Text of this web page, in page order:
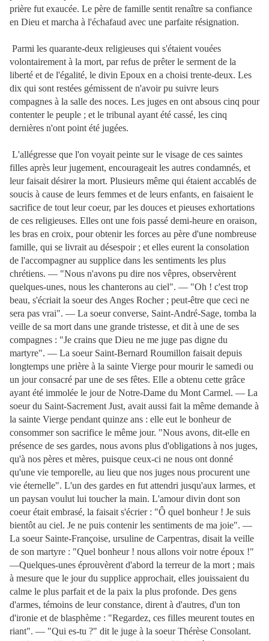
prière fut exaucée. Le père de famille sentit renaître sa confiance
en Dieu et marcha à l'échafaud avec une parfaite résignation.
Parmi les quarante-deux religieuses qui s'étaient vouées
volontairement à la mort, par refus de prêter le serment de la
liberté et de l'égalité, le divin Epoux en a choisi trente-deux. Les
dix qui sont restées gémissent de n'avoir pu suivre leurs
compagnes à la salle des noces. Les juges en ont absous cinq pour
contenter le peuple ; et le tribunal ayant été cassé, les cinq
dernières n'ont point été jugées.
L'allégresse que l'on voyait peinte sur le visage de ces saintes
filles après leur jugement, encourageait les autres condamnés, et
leur faisait désirer la mort. Plusieurs même qui étaient accablés de
soucis à cause de leurs femmes et de leurs enfants, en faisaient le
sacrifice de tout leur coeur, par les douces et pieuses exhortations
de ces religieuses. Elles ont une fois passé demi-heure en oraison,
les bras en croix, pour obtenir les forces au père d'une nombreuse
famille, qui se livrait au désespoir ; et elles eurent la consolation
de l'accompagner au supplice dans les sentiments les plus
chrétiens. — "Nous n'avons pu dire nos vêpres, observèrent
quelques-unes, nous les chanterons au ciel". — "Oh ! c'est trop
beau, s'écriait la soeur des Anges Rocher ; peut-être que ceci ne
sera pas vrai". — La soeur converse, Saint-André-Sage, tomba la
veille de sa mort dans une grande tristesse, et dit à une de ses
compagnes : "Je crains que Dieu ne me juge pas digne du
martyre". — La soeur Saint-Bernard Roumillon faisait depuis
longtemps une prière à la sainte Vierge pour mourir le samedi ou
un jour consacré par une de ses fêtes. Elle a obtenu cette grâce
ayant été immolée le jour de Notre-Dame du Mont Carmel. — La
soeur du Saint-Sacrement Just, avait aussi fait la même demande à
la sainte Vierge pendant quinze ans : elle eut le bonheur de
consommer son sacrifice le même jour. "Nous avons, dit-elle en
présence de ses gardes, nous avons plus d'obligations à nos juges,
qu'à nos pères et mères, puisque ceux-ci ne nous ont donné
qu'une vie temporelle, au lieu que nos juges nous procurent une
vie éternelle". L'un des gardes en fut attendri jusqu'aux larmes, et
un paysan voulut lui toucher la main. L'amour divin dont son
coeur était embrasé, la faisait s'écrier : "Ô quel bonheur ! Je suis
bientôt au ciel. Je ne puis contenir les sentiments de ma joie". —
La soeur Sainte-Françoise, ursuline de Carpentras, disait la veille
de son martyre : "Quel bonheur ! nous allons voir notre époux !"
—Quelques-unes éprouvèrent d'abord la terreur de la mort ; mais
à mesure que le jour du supplice approchait, elles jouissaient du
calme le plus parfait et de la paix la plus profonde. Des gens
d'armes, témoins de leur constance, dirent à d'autres, d'un ton
d'ironie et de blasphème : "Regardez, ces filles meurent toutes en
riant". — "Qui es-tu ?" dit le juge à la soeur Thérèse Consolant.